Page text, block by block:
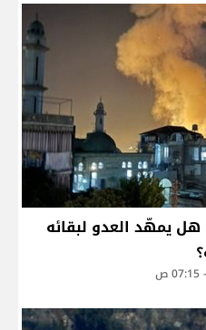
يمهّد العدو لبقائه